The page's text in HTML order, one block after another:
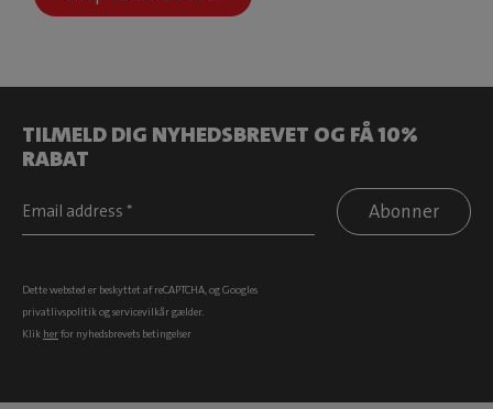
TILMELD DIG NYHEDSBREVET OG FÅ 10%
RABAT
Abonner
Dette websted er beskyttet af reCAPTCHA, og Googles
privatlivspolitikogservicevilkårgælder.
Klik herfor nyhedsbrevets betingelser